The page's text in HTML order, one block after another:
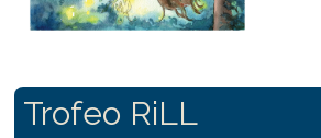
Trofeo RiLL